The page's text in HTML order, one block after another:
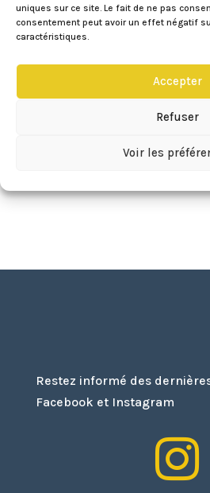
uniques sur ce site. Le fait de ne pas
consentement peut avoir un effet négatif
caractéristiques.
Accepter
Refuser
Voir les3 + 2=
Restez informé des
Facebook et Instagram
